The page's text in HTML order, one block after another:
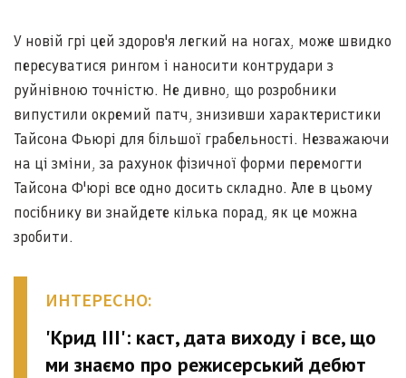
У новій грі цей здоров'я легкий на ногах, може швидко
пересуватися рингом і наносити контрудари з
руйнівною точністю. Не дивно, що розробники
випустили окремий патч, знизивши характеристики
Тайсона Фьюрі для більшої грабельності. Незважаючи
на ці зміни, за рахунок фізичної форми перемогти
Тайсона Ф'юрі все одно досить складно. Але в цьому
посібнику ви знайдете кілька порад, як це можна
зробити.
ИНТЕРЕСНО:
'Крид III': каст, дата виходу і все, що
ми знаємо про режисерський дебют